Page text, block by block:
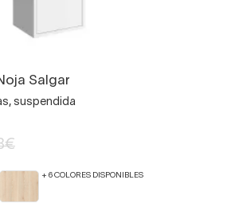
Salgar
suspendida
+ 6 COLORES DISPONIBLES